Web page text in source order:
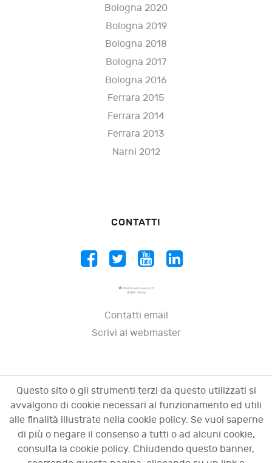
Bologna 2020
Bologna 2019
Bologna 2018
Bologna 2017
Bologna 2016
Ferrara 2015
Ferrara 2014
Ferrara 2013
Narni 2012
CONTATTI
Piazza Vescovio, n. 21
00199 - Roma
Contatti email
Scrivi al webmaster
Questo sito o gli strumenti terzi da questo utilizzati si
avvalgono di cookie necessari al funzionamento ed utili
alle finalità illustrate nella cookie policy. Se vuoi saperne
di più o negare il consenso a tutti o ad alcuni cookie,
consulta la cookie policy. Chiudendo questo banner,